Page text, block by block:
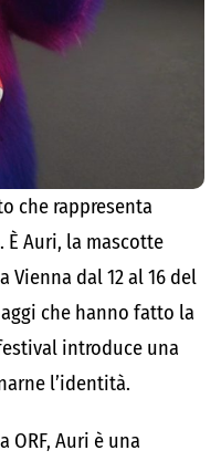
che rappresenta
È Auri, la mascotte
Vienna dal 12 al 16 del
che hanno fatto la
introduce una
l’identità.
Auri è una